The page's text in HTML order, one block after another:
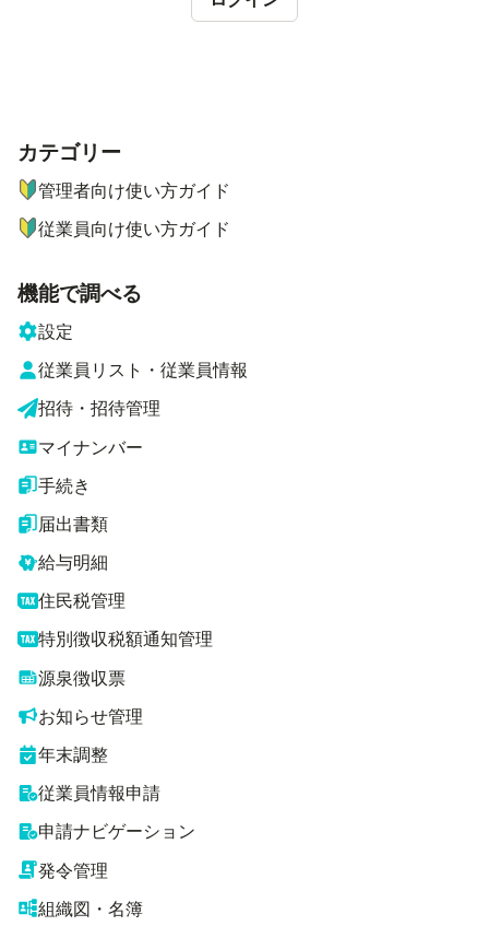
ナビゲーションメニュー
カテゴリー
管理者向け使い方ガイド
従業員向け使い方ガイド
機能で調べる
設定
従業員リスト・従業員情報
招待・招待管理
マイナンバー
手続き
届出書類
給与明細
住民税管理
特別徴収税額通知管理
源泉徴収票
お知らせ管理
年末調整
従業員情報申請
申請ナビゲーション
発令管理
組織図・名簿